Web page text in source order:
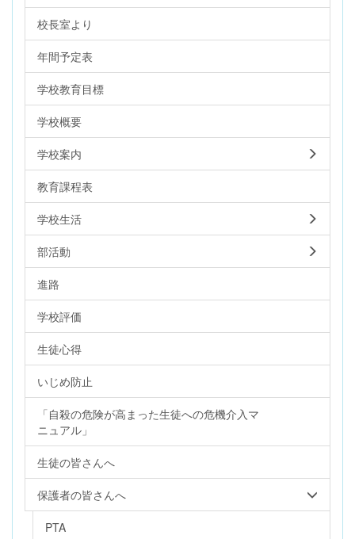
校長室より
年間予定表
学校教育目標
学校概要
学校案内
教育課程表
学校生活
部活動
進路
学校評価
生徒心得
いじめ防止
「自殺の危険が高まった生徒への危機介入マ
ニュアル」
生徒の皆さんへ
保護者の皆さんへ
PTA